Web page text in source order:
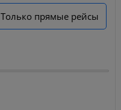
Только прямые рейсы